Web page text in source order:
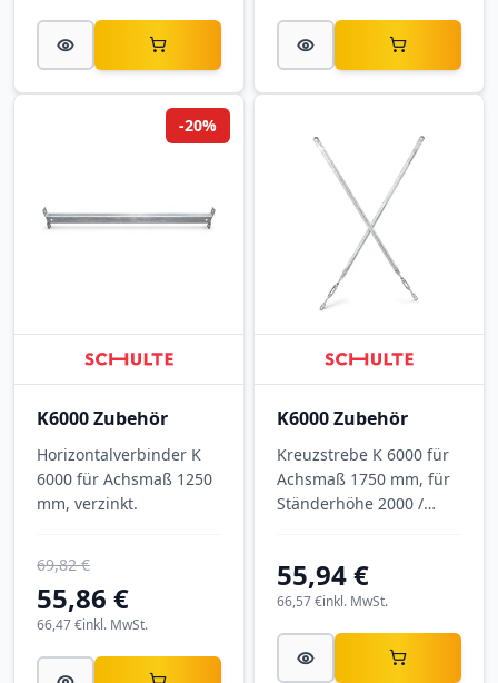
K6000 Zubehör
Horizontalverbinder K
6000 für Achsmaß 1250
mm, verzinkt.
55,86 €
69,82 €
-20%
inkl. MwSt.
66,47 €
K6000 Zubehör
Kreuzstrebe K 6000 für
Achsmaß 1750 mm, für
Ständerhöhe 2000 /
55,94 €
inkl. MwSt.
66,57 €